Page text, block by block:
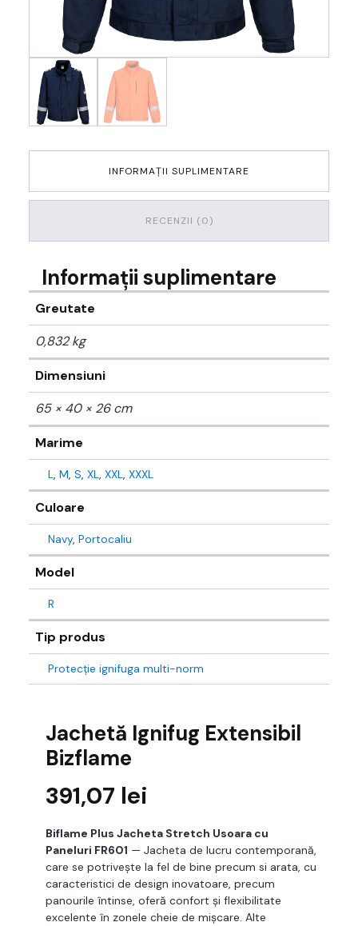
INFORMAȚII SUPLIMENTARE
RECENZII (0)
Informații suplimentare
Greutate
0,832 kg
Dimensiuni
65 × 40 × 26 cm
Marime
L, M, S, XL, XXL, XXXL
Culoare
Navy, Portocaliu
Model
R
Tip produs
Protecție ignifuga multi-norm
Jachetă Ignifug Extensibil
Bizflame
391,07 lei
Biflame Plus Jacheta Stretch Usoara cu
Paneluri FR601 — Jacheta de lucru contemporană,
care se potrivește la fel de bine precum si arata, cu
caracteristici de design inovatoare, precum
panourile întinse, oferă confort și flexibilitate
excelente în zonele cheie de mișcare. Alte